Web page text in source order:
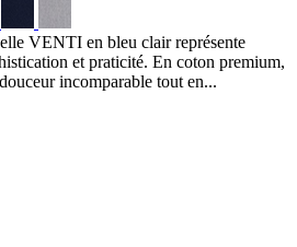
VENTI en bleu clair représente
et praticité. En coton premium,
incomparable tout en...